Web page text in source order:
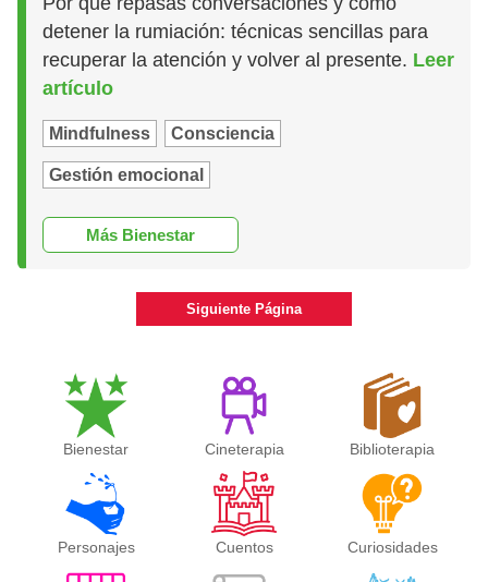
detener la rumiación: técnicas sencillas para
recuperar la atención y volver al presente. Leer
artículo
Mindfulness Consciencia
Gestión emocional
Más Bienestar
Siguiente Página
Bienestar Cineterapia Biblioterapia
Personajes Cuentos Curiosidades